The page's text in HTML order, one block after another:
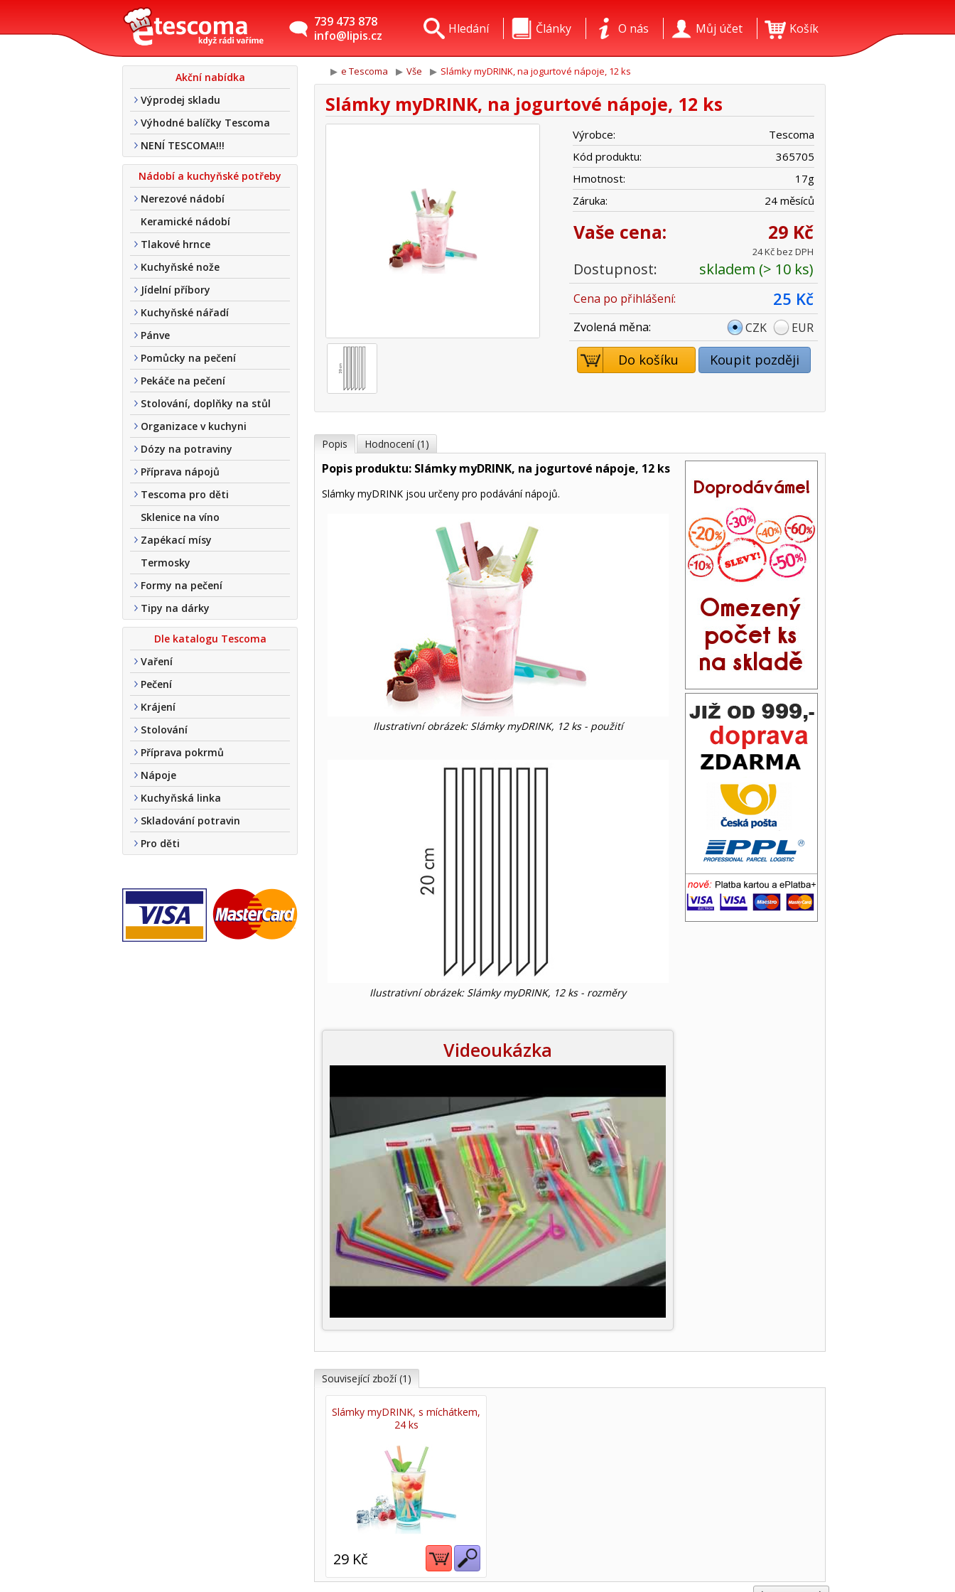
739 473 878
info@lipis.cz
Košík
Můj účet
O nás
Články
Hledání
Akční nabídka
Výprodej skladu
Výhodné balíčky Tescoma
NENÍ TESCOMA!!!
Nádobí a kuchyňské potřeby
Nerezové nádobí
Keramické nádobí
Tlakové hrnce
Kuchyňské nože
Jídelní příbory
Kuchyňské nářadí
Pánve
Pomůcky na pečení
Pekáče na pečení
Stolování, doplňky na stůl
Organizace v kuchyni
Dózy na potraviny
Příprava nápojů
Tescoma pro děti
Sklenice na víno
Zapékací mísy
Termosky
Formy na pečení
Tipy na dárky
Dle katalogu Tescoma
Vaření
Pečení
Krájení
Stolování
Příprava pokrmů
Nápoje
Kuchyňská linka
Skladování potravin
Pro děti
e Tescoma Vše Slámky myDRINK, na jogurtové nápoje, 12 ks
Slámky myDRINK, na jogurtové nápoje, 12 ks
Výrobce:
Tescoma
Kód produktu:
365705
Hmotnost:
17g
Záruka:
24 měsíců
Vaše cena: 29 Kč
24 Kč bez DPH
Dostupnost: skladem (> 10 ks)
Cena po přihlášení: 25 Kč
Zvolená měna: CZK EUR
Do košíku Koupit později
Popis Hodnocení (1)
Popis produktu: Slámky myDRINK, na jogurtové nápoje, 12 ks
Slámky myDRINK jsou určeny pro podávání nápojů.
Ilustrativní obrázek: Slámky myDRINK, 12 ks - použití
Ilustrativní obrázek: Slámky myDRINK, 12 ks - rozměry
Videoukázka
Související zboží (1)
Slámky myDRINK, s míchátkem,
24 ks
29 Kč